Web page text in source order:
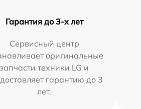
Гарантия до 3-х лет
Сервисный центр
оригинальные
запчасти техники LG и
гарантию до 3
лет.